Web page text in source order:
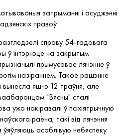
затрыманні і асуджэнні
правоў.
справу 54-гадовага
ў інтэрнэце на закрытым
прымусовае лячэнне ў
назіраннем. Такое рашэнне
вынесла яшчэ 12 траўня, але
"Вясны" сталі
ужо накіравалі ў псіхіятрычную
раёна; такі від лячэння
асаблівую небяспеку